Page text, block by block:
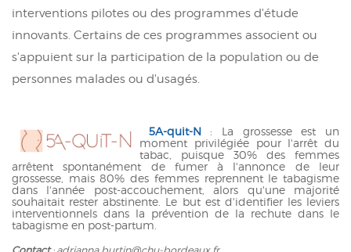
interventions pilotes ou des programmes d'étude
innovants. Certains de ces programmes associent ou
s'appuient sur la participation de la population ou de
personnes malades ou d'usagés.
5A-quit-N: La grossesse est un
moment privilégiée pour l'arrêt du
tabac, puisque 30% des femmes
arrêtent spontanément de fumer à l'annonce de leur
grossesse, mais 80% des femmes reprennent le tabagisme
dans l'année post-accouchement, alors qu'une majorité
souhaitait rester abstinente. Le but est d'identifier les leviers
interventionnels dans la prévention de la rechute dans le
tabagisme en post-partum.